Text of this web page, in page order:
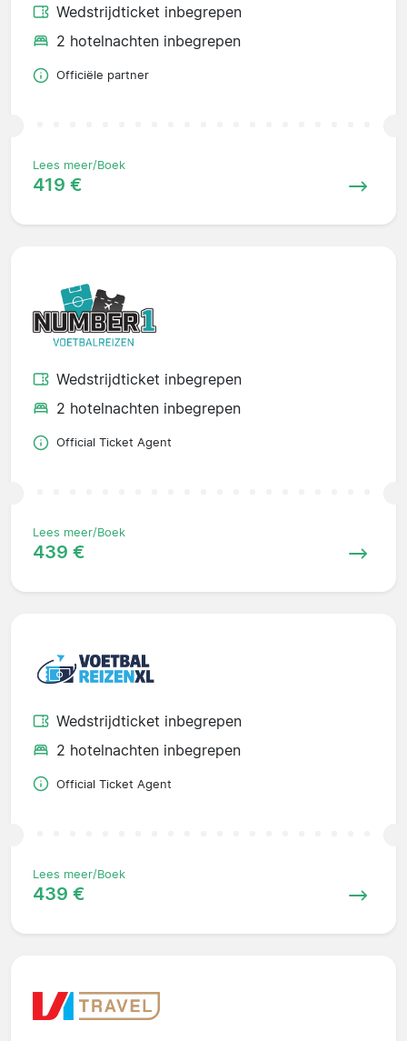
Wedstrijdticket inbegrepen
2 hotelnachten inbegrepen
Officiële partner
Lees meer/Boek
419 €
Wedstrijdticket inbegrepen
2 hotelnachten inbegrepen
Official Ticket Agent
Lees meer/Boek
439 €
Wedstrijdticket inbegrepen
2 hotelnachten inbegrepen
Official Ticket Agent
Lees meer/Boek
439 €